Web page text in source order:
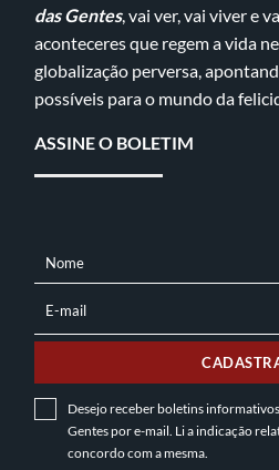
das Gentes, vai ver, vai viver e
aconteceres que regem a vida
globalização perversa,
possíveis para o mundo da
ASSINE O BOLETIM
NOME
Nome
MAIL
E-mail
Desejo receber boletins
Gentes por e-mail. Li a indicação
concordo com a mesma.